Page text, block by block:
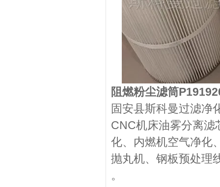
阻燃粉尘滤筒
固安县斯科曼过滤净
CNC机床油雾分离滤
化、内燃机空气净化
抛丸机、钢板预处理
。